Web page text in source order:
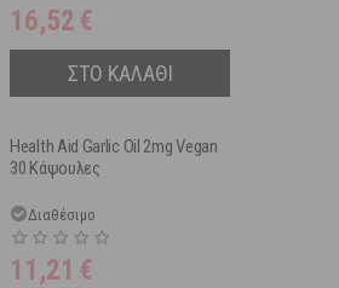
16,52 €
ΣΤΟ ΚΑΛΑΘΙ
Health Aid Garlic Oil 2mg Vegan
30 Κάψουλες
Διαθέσιμο
11,21 €